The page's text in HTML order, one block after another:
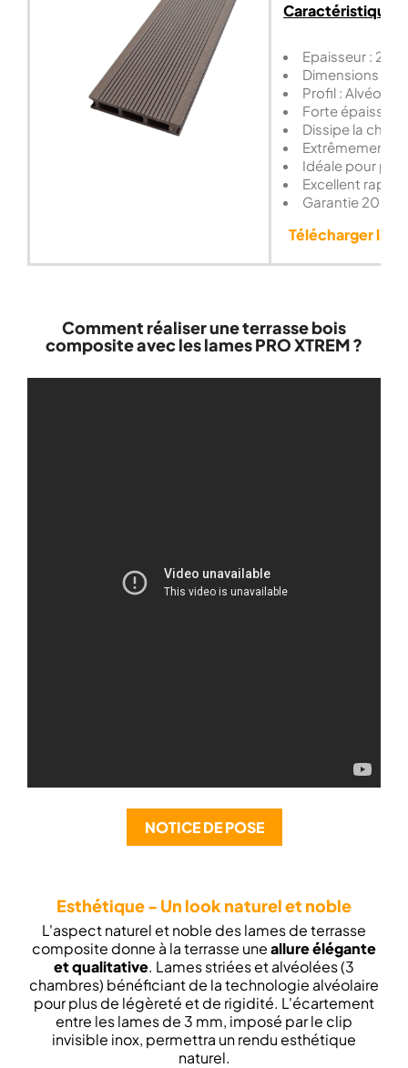
Caractéristiques
Epaisseur : 26
Dimensions :
Profil : Alvéolaire
Forte épaisseur
Dissipe la
Extrêmement
Idéale pour
Excellent
Garantie 20 ans
Télécharger la
Comment réaliser une terrasse bois
composite avec les lames PRO XTREM ?
NOTICE DE POSE
Esthétique - Un look naturel et noble
L'aspect naturel et noble des lames de terrasse
composite donne à la terrasse uneallure élégante
et qualitative. Lames striées et alvéolées (3
chambres) bénéficiant de la technologie alvéolaire
pour plus de légèreté et de rigidité. L'écartement
entre les lames de 3 mm, imposé par le clip
invisible inox, permettra un rendu esthétique
naturel.